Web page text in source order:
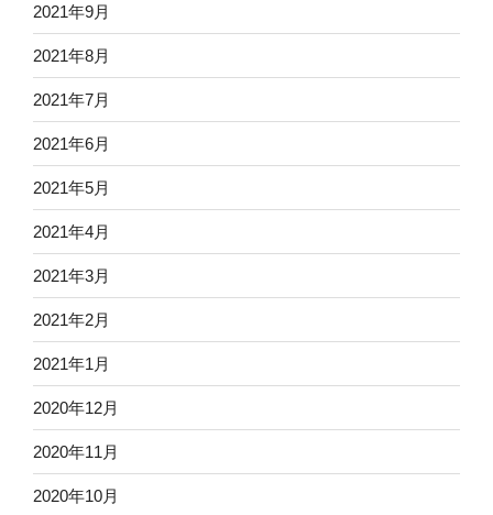
2021年9月
2021年8月
2021年7月
2021年6月
2021年5月
2021年4月
2021年3月
2021年2月
2021年1月
2020年12月
2020年11月
2020年10月